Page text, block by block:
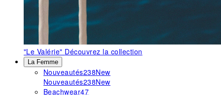
"Le Valérie" Découvrez la collection
La Femme
Nouveautés238New
Nouveautés238New
Beachwear47